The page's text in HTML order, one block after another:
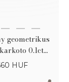
geometrikus
0.1ct
HUF